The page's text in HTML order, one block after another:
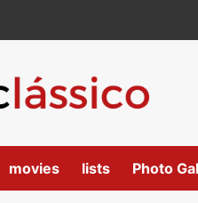
movies lists Photo